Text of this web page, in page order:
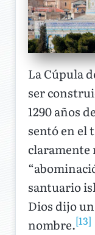
La Cúpula
ser
1290 años
sentó en el
claramente
santuario
Dios dijo
nombre.[13]